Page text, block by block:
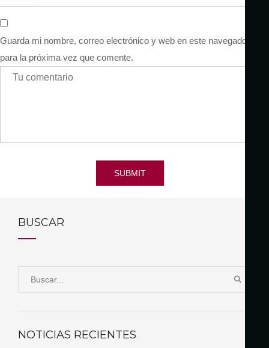
Guarda mi nombre, correo electrónico y web en este navegador
para la próxima vez que comente.
SUBMIT
BUSCAR
c
B
NOTICIAS RECIENTES